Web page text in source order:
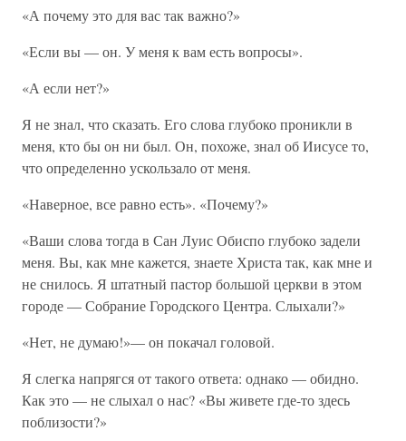
«А почему это для вас так важно?»
«Если вы — он. У меня к вам есть вопросы».
«А если нет?»
Я не знал, что сказать. Его слова глубоко проникли в
меня, кто бы он ни был. Он, похоже, знал об Иисусе то,
что определенно ускользало от меня.
«Наверное, все равно есть». «Почему?»
«Ваши слова тогда в Сан Луис Обиспо глубоко задели
меня. Вы, как мне кажется, знаете Христа так, как мне и
не снилось. Я штатный пастор большой церкви в этом
городе — Собрание Городского Центра. Слыхали?»
«Нет, не думаю!»— он покачал головой.
Я слегка напрягся от такого ответа: однако — обидно.
Как это — не слыхал о нас? «Вы живете где-то здесь
поблизости?»